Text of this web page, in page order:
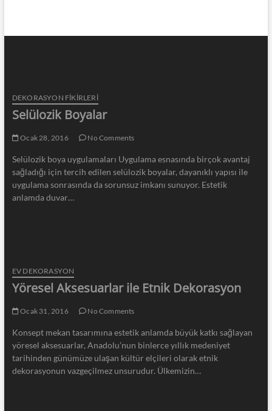
DEKORASYON FİKİRLERİ
Selülozik Boyalar
Ocak 28, 2016 No Comments
Selülozik boya uygulamaları Uygulama esnasında birçok avantaj
sağladığı için tercih edilen selülozik boyalar, dayanıklı yapısı ile
uygulama sonrasında da sorunsuz imkanı sunuyor. Estetik
anlamda duvar…
EV DEKORASYON
Yöresel Aksesuarlar ile Etnik Dekorasyon
Ocak 31, 2016 No Comments
Konsept mekan tasarımına estetik anlamda büyük katkı sağlayan
yöresel aksesuarlar, Anadolu’nun binlerce yıllık medeniyet
tarihinden günümüze ulaşan kültür elçileri olarak etnik
dekorasyonun vazgeçilmez unsurudur. Ülkemizin…